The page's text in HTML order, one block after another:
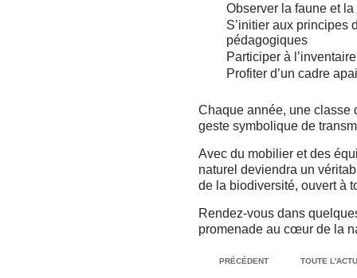
Observer la faune et
S’initier aux principes
pédagogiques
Participer à
Profiter d’un cadre
Chaque année, une classe
geste symbolique de
Avec du mobilier et des
naturel deviendra un
de la biodiversité, ouvert à
Rendez-vous dans
promenade au cœur de la
PRÉCÉDENT TOUTE